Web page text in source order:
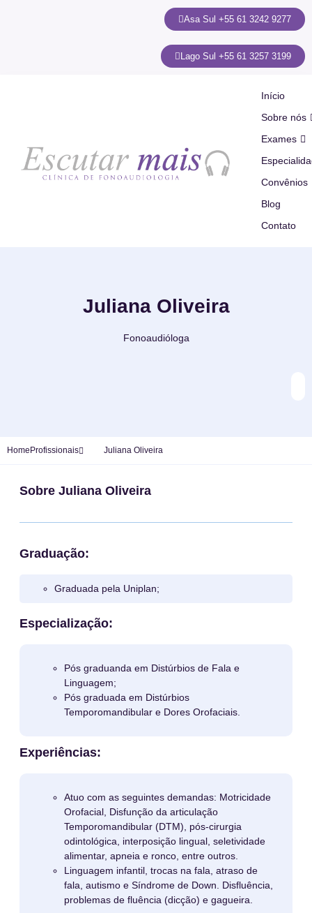
Asa Sul +55 61 3242 9277
Lago Sul +55 61 3257 3199
Início
Sobre nós
Exames
Convênios
Blog
Contato
Juliana Oliveira
Fonoaudióloga
Home Profissionais Juliana Oliveira
Sobre Juliana Oliveira
Graduação:
Graduada pela Uniplan;
Especialização:
Pós graduanda em Distúrbios de Fala e
Linguagem;
Pós graduada em Distúrbios
Temporomandibular e Dores Orofaciais.
Experiências:
Atuo com as seguintes demandas: Motricidade
Orofacial, Disfunção da articulação
Temporomandibular (DTM), pós-cirurgia
odintológica, interposição lingual, seletividade
alimentar, apneia e ronco, entre outros.
Linguagem infantil, trocas na fala, atraso de
fala, autismo e Síndrome de Down. Disfluência,
problemas de fluência (dicção) e gagueira.